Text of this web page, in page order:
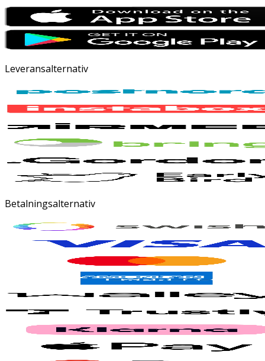
Leveransalternativ
Betalningsalternativ